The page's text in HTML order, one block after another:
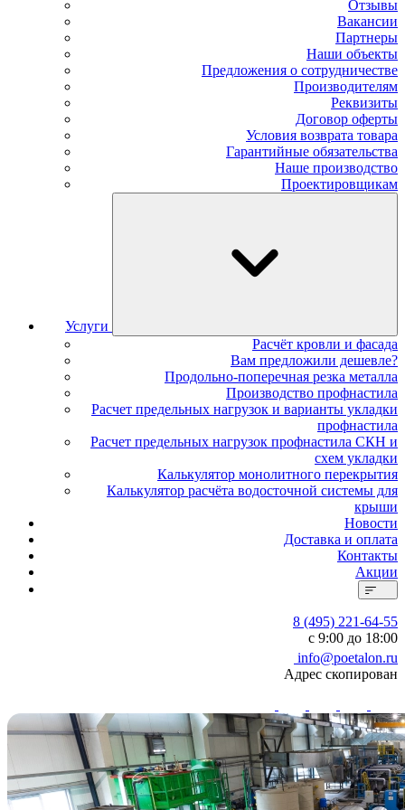
Отзывы
Вакансии
Партнеры
Наши объекты
Предложения о сотрудничестве
Производителям
Реквизиты
Договор оферты
Условия возврата товара
Гарантийные обязательства
Наше производство
Проектировщикам
Услуги
Расчёт кровли и фасада
Вам предложили дешевле?
Продольно-поперечная резка металла
Производство профнастила
Расчет предельных нагрузок и варианты укладки
профнастила
Расчет предельных нагрузок профнастила СКН и
схем укладки
Калькулятор монолитного перекрытия
Калькулятор расчёта водосточной системы для
крыши
Новости
Доставка и оплата
Контакты
Акции
8 (495) 221-64-55
с 9:00 до 18:00
info@poetalon.ru
Адрес скопирован